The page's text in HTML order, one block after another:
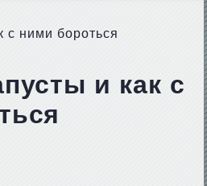
с ними бороться
и как с